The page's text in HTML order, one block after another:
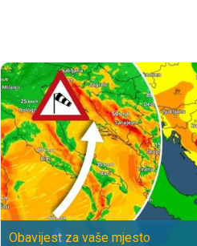
Kako pronaći upozorenje za
Obavijest za vaše mjesto